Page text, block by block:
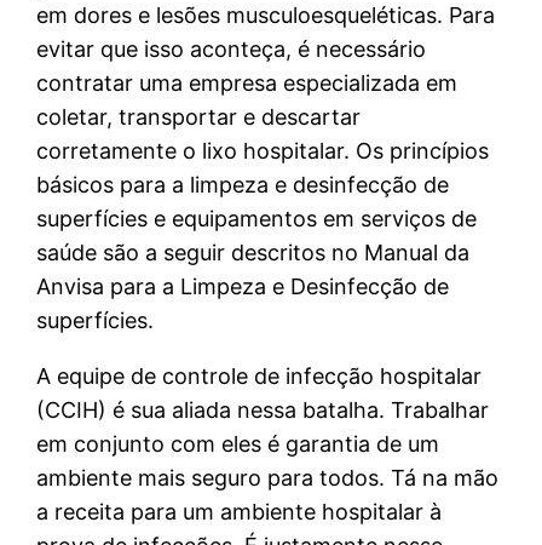
em dores e lesões musculoesqueléticas. Para
evitar que isso aconteça, é necessário
contratar uma empresa especializada em
coletar, transportar e descartar
corretamente o lixo hospitalar. Os princípios
básicos para a limpeza e desinfecção de
superfícies e equipamentos em serviços de
saúde são a seguir descritos no Manual da
Anvisa para a Limpeza e Desinfecção de
superfícies.
A equipe de controle de infecção hospitalar
(CCIH) é sua aliada nessa batalha. Trabalhar
em conjunto com eles é garantia de um
ambiente mais seguro para todos. Tá na mão
a receita para um ambiente hospitalar à